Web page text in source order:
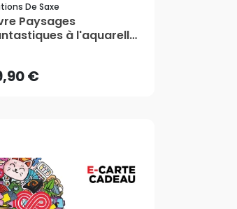
De Saxe
Paysages
à l'aquarelle
€
€
AJOUTER AU PANIER